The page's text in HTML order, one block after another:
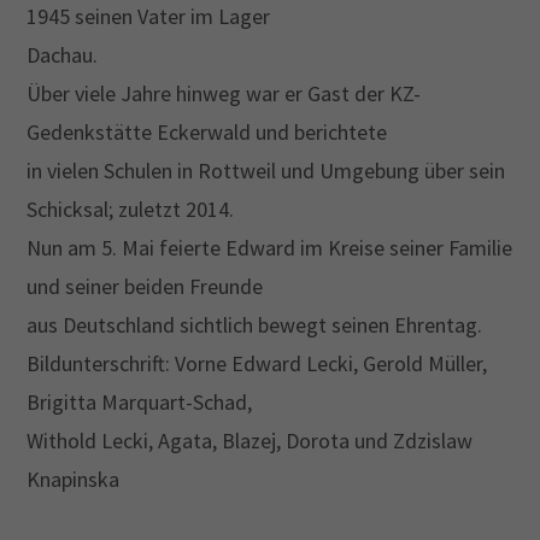
Drop us a line
info@yourdomain.com
About us
Lorem ipsum dolor sit amet, consectetuer
adipiscing elit.
Aenean commodo ligula eget dolor. Aenean massa.
Cum sociis natoque penatibus et magnis dis
parturient montes, nascetur ridiculus mus. Donec
quam felis, ultricies nec.
1945 seinen Vater im Lager
Dachau.
Über viele Jahre hinweg war er Gast der KZ-
Gedenkstätte Eckerwald und berichtete
in vielen Schulen in Rottweil und Umgebung über sein
Schicksal; zuletzt 2014.
Nun am 5. Mai feierte Edward im Kreise seiner Familie
und seiner beiden Freunde
aus Deutschland sichtlich bewegt seinen Ehrentag.
Bildunterschrift: Vorne Edward Lecki, Gerold Müller,
Brigitta Marquart-Schad,
Withold Lecki, Agata, Blazej, Dorota und Zdzislaw
Knapinska